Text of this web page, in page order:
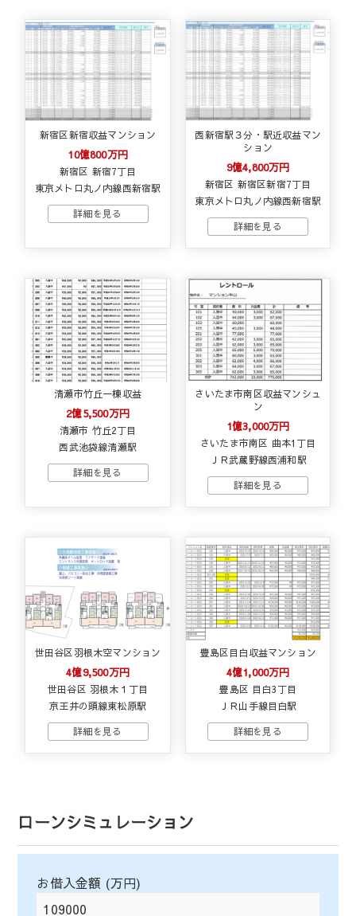
新宿区新宿収益マンション
10億800万円
新宿区 新宿7丁目
東京メトロ丸ノ内線西新宿駅
西新宿駅３分・駅近収益マン
ション
9億4,800万円
新宿区 新宿区新宿7丁目
東京メトロ丸ノ内線西新宿駅
清瀬市竹丘一棟収益
2億5,500万円
清瀬市 竹丘2丁目
西武池袋線清瀬駅
さいたま市南区収益マンシュ
ン
1億3,000万円
さいたま市南区 曲本1丁目
ＪＲ武蔵野線西浦和駅
世田谷区羽根木空マンション
4億9,500万円
世田谷区 羽根木１丁目
京王井の頭線東松原駅
豊島区目白収益マンション
4億1,000万円
豊島区 目白3丁目
ＪＲ山手線目白駅
ローンシミュレーション
お借入金額 (万円)